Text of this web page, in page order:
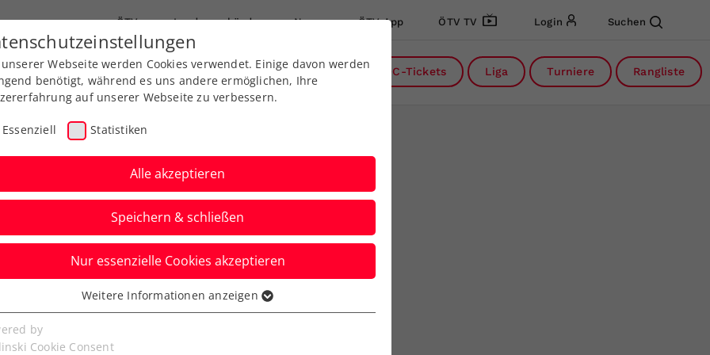
ÖTV Landesverbände News ÖTV App ÖTV TV Login Suchen
Ausbildung Services Über uns DC-Tickets Liga Turniere Rangliste
Pinter mit Déjà-
im Halbfinale
Webseite werden Cookies verwendet. Einige davon werden
benötigt, während es uns andere ermöglichen, Ihre
auf unserer Webseite zu verbessern.
Essenziell Statistiken
Alle akzeptieren
Speichern & schließen
Nur essenzielle Cookies akzeptieren
Cookies werden für grundlegende Funktionen der
benötigt. Dadurch ist gewährleistet, dass die Webseite
Weitere Informationen anzeigen
by
Cookie Consent